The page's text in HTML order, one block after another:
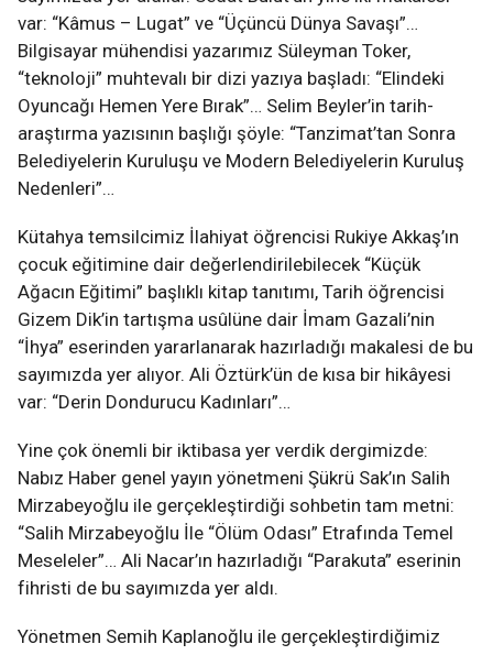
var: “Kâmus – Lugat” ve “Üçüncü Dünya Savaşı”…
Bilgisayar mühendisi yazarımız Süleyman Toker,
“teknoloji” muhtevalı bir dizi yazıya başladı: “Elindeki
Oyuncağı Hemen Yere Bırak”… Selim Beyler’in tarih-
araştırma yazısının başlığı şöyle: “Tanzimat’tan Sonra
Belediyelerin Kuruluşu ve Modern Belediyelerin Kuruluş
Nedenleri”…
Kütahya temsilcimiz İlahiyat öğrencisi Rukiye Akkaş’ın
çocuk eğitimine dair değerlendirilebilecek “Küçük
Ağacın Eğitimi” başlıklı kitap tanıtımı, Tarih öğrencisi
Gizem Dik’in tartışma usûlüne dair İmam Gazali’nin
“İhya” eserinden yararlanarak hazırladığı makalesi de bu
sayımızda yer alıyor. Ali Öztürk’ün de kısa bir hikâyesi
var: “Derin Dondurucu Kadınları”…
Yine çok önemli bir iktibasa yer verdik dergimizde:
Nabız Haber genel yayın yönetmeni Şükrü Sak’ın Salih
Mirzabeyoğlu ile gerçekleştirdiği sohbetin tam metni:
“Salih Mirzabeyoğlu İle “Ölüm Odası” Etrafında Temel
Meseleler”… Ali Nacar’ın hazırladığı “Parakuta” eserinin
fihristi de bu sayımızda yer aldı.
Yönetmen Semih Kaplanoğlu ile gerçekleştirdiğimiz